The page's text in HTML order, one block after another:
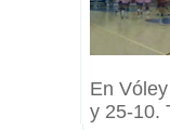
En
y 25-10.